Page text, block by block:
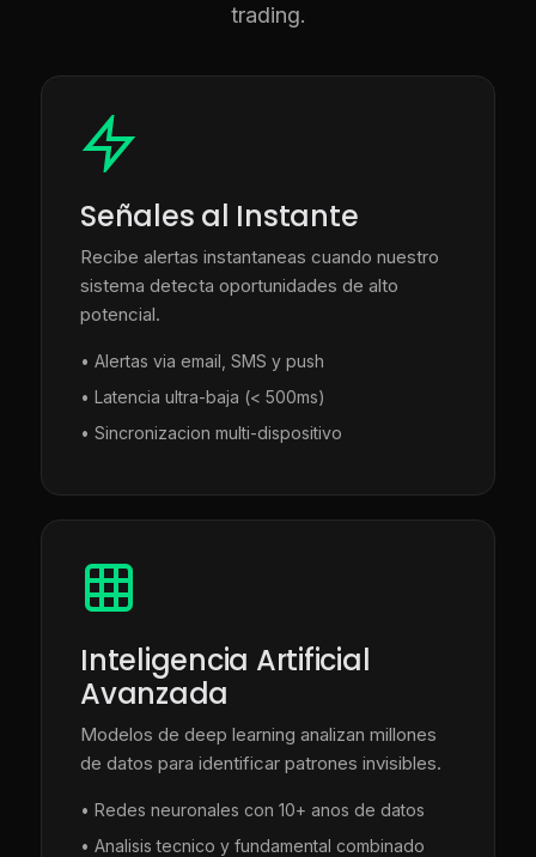
trading.
Señales al Instante
Recibe alertas instantaneas cuando nuestro
sistema detecta oportunidades de alto
potencial.
• Alertas via email, SMS y push
• Latencia ultra-baja (< 500ms)
• Sincronizacion multi-dispositivo
Inteligencia Artificial
Avanzada
Modelos de deep learning analizan millones
de datos para identificar patrones invisibles.
• Redes neuronales con 10+ anos de datos
• Analisis tecnico y fundamental combinado